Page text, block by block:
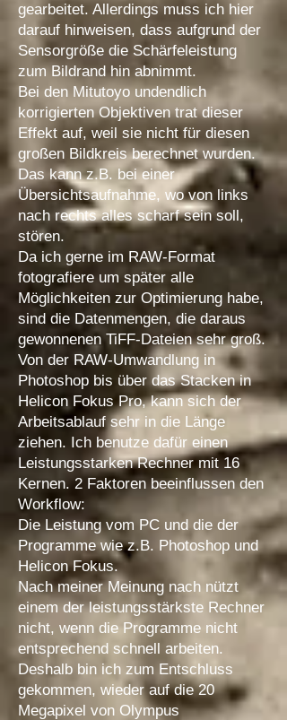
gearbeitet. Allerdings muss ich hier
darauf hinweisen, dass aufgrund der
Sensorgröße die Schärfeleistung
zum Bildrand hin abnimmt.
Bei den Mitutoyo undendlich
korrigierten Objektiven trat dieser
Effekt auf, weil sie nicht für diesen
großen Bildkreis berechnet wurden.
Das kann z.B. bei einer
Übersichtsaufnahme, wo von links
nach rechts alles scharf sein soll,
stören.
Da ich gerne im RAW-Format
fotografiere um später alle
Möglichkeiten zur Optimierung habe,
sind die Datenmengen, die daraus
gewonnenen TiFF-Dateien sehr groß.
Von der RAW-Umwandlung in
Photoshop bis über das Stacken in
Helicon Fokus Pro, kann sich der
Arbeitsablauf sehr in die Länge
ziehen. Ich benutze dafür einen
Leistungsstarken Rechner mit 16
Kernen. 2 Faktoren beeinflussen den
Workflow:
Die Leistung vom PC und die der
Programme wie z.B. Photoshop und
Helicon Fokus.
Nach meiner Meinung nach nützt
einem der leistungsstärkste Rechner
nicht, wenn die Programme nicht
entsprechend schnell arbeiten.
Deshalb bin ich zum Entschluss
gekommen, wieder auf die 20
Megapixel von Olympus